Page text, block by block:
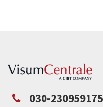
030-230959175